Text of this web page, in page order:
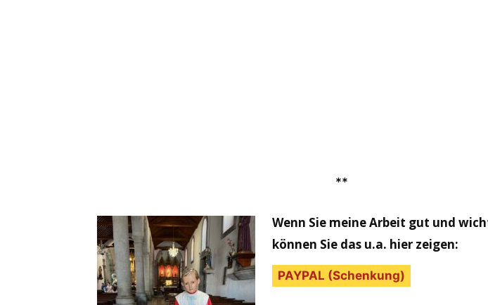
**
Wenn Sie meine Arbeit gut und
können Sie das u.a. hier zeigen:
PAYPAL (Schenkung)